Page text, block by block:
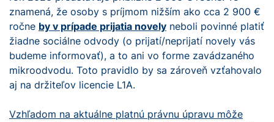
znamená, že osoby s príjmom nižším ako cca 2 900 €
ročne by v prípade prijatia novely neboli povinné platiť
žiadne sociálne odvody (o prijatí/neprijatí novely vás
budeme informovať), a to ani vo forme zavádzaného
mikroodvodu. Toto pravidlo by sa zároveň vzťahovalo
aj na držiteľov licencie L1A.
Vzhľadom na aktuálne platnú právnu úpravu môže